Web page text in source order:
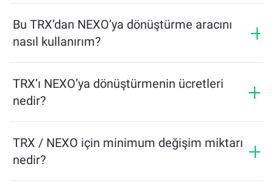
alacağınızı gösterir. Bu oran piyasa koşulları, arz ve
talep ile likiditeye bağlı olarak değişir.
Bu TRX’dan NEXO’ya dönüştürme aracını
nasıl kullanırım?
alacağınız tahmini NEXO miktarını gösterecektir.
Ardından, işlemi tamamlamak için adımları takip edin.
TRX’ı NEXO’ya dönüştürmenin ücretleri
nedir?
göre değişir. ChangeNOW, gizli ücretler olmadan
rekabetçi oranlar sunar ve işlem onaylanmadan önce
TRX / NEXO için minimum değişim miktarı
nedir?